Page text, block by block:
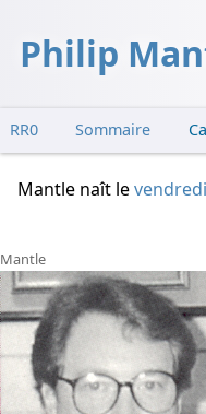
Philip
RR0 Sommaire
Roswell
Révélations
Mantle naît le
Mantle